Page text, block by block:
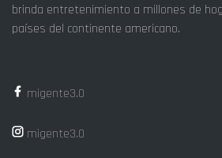
brinda entretenimiento a millones de
países del continente americano.
migente3.0
migente3.0